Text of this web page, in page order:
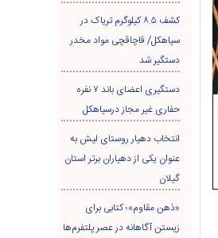
کشف ۸.۵ کیلوگرم تریاک در
سیاهکل/ قاچاقچی مواد مخدر
دستگیر شد
دستگیری اعضای باند ۷ نفره
حفاری غير مجاز درسیاهکل
انتخاب دهیار روستای لیش به
عنوان یکی از دهیاران برتر استان
گیلان
«ذهن مقاوم»؛ کتابی برای
زیستن آگاهانه در عصر پلتفرم‌ها